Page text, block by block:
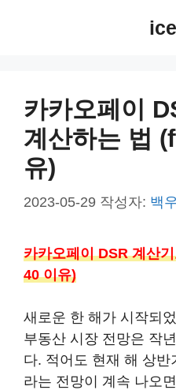
카카오페이
계산하는 법
유)
2023-05-29 작성자: 백
카카오페이 DSR 계산
40 이유)
새로운 한 해가 시작되
부동산 시장 전망은 작
다. 적어도 현재 해 상반
라는 전망이 계속 나오